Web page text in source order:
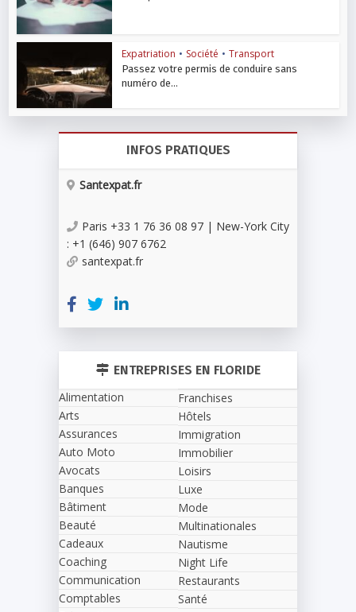
Expatriation • Société • Transport
Passez votre permis de conduire sans
numéro de...
INFOS PRATIQUES
Santexpat.fr
Paris +33 1 76 36 08 97 | New-York City
: +1 (646) 907 6762
santexpat.fr
ENTREPRISES EN FLORIDE
Alimentation
Arts
Assurances
Auto Moto
Avocats
Banques
Bâtiment
Beauté
Cadeaux
Coaching
Communication
Comptables
Franchises
Hôtels
Immigration
Immobilier
Loisirs
Luxe
Mode
Multinationales
Nautisme
Night Life
Restaurants
Santé